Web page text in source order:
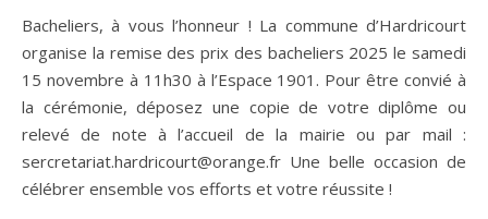
Bacheliers, à vous l’honneur ! La commune d’Hardricourt
organise la remise des prix des bacheliers 2025 le samedi
15 novembre à 11h30 à l’Espace 1901. Pour être convié à
la cérémonie, déposez une copie de votre diplôme ou
relevé de note à l’accueil de la mairie ou par mail :
sercretariat.hardricourt@orange.fr Une belle occasion de
célébrer ensemble vos efforts et votre réussite !